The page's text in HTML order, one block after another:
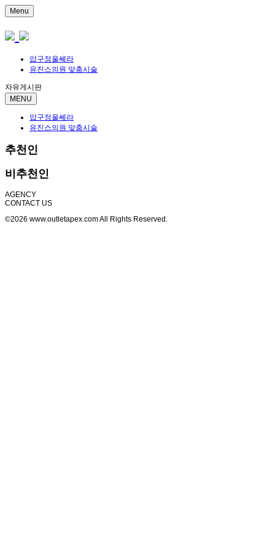
Menu
압구정울쎄라
유진스의원 맞춤시술
자유게시판
MENU
압구정울쎄라
유진스의원 맞춤시술
추천인
비추천인
AGENCY
CONTACT US
©2026 www.outletapex.com All Rights Reserved.